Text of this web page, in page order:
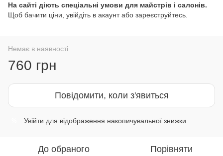
На сайті діють спеціальні умови для майстрів і салонів.
Щоб бачити ціни, увійдіть в акаунт або зареєструйтесь.
Немає в наявності
760 грн
Повідомити, коли з'явиться
Увійти для відображення накопичувальної знижки
До обраного Порівняти